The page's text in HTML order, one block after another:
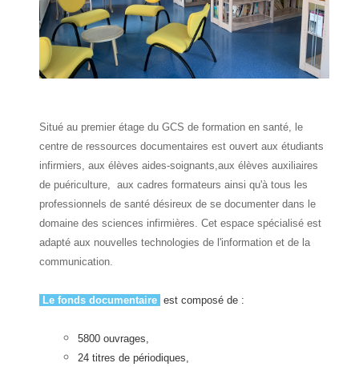
Situé au premier étage du GCS de formation en santé, le
centre de ressources documentaires est ouvert aux étudiants
infirmiers, aux élèves aides-soignants,aux élèves auxiliaires
de puériculture, aux cadres formateurs ainsi qu'à tous les
professionnels de santé désireux de se documenter dans le
domaine des sciences infirmières. Cet espace spécialisé est
adapté aux nouvelles technologies de l'information et de la
communication.
Le fonds documentaire est composé de :
5800 ouvrages,
24 titres de périodiques,